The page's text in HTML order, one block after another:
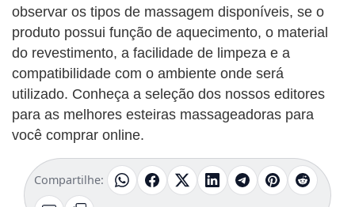
observar os tipos de massagem disponíveis, se o
produto possui função de aquecimento, o material
do revestimento, a facilidade de limpeza e a
compatibilidade com o ambiente onde será
utilizado. Conheça a seleção dos nossos editores
para as melhores esteiras massageadoras para
você comprar online.
Compartilhe: